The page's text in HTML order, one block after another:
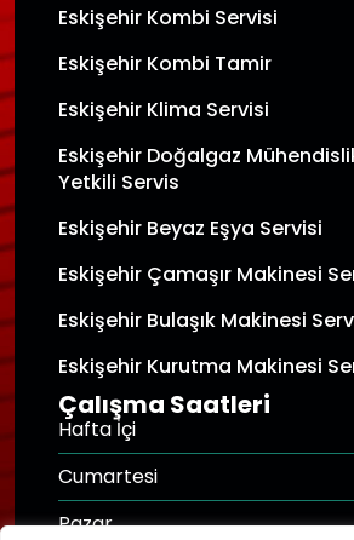
Eskişehir Kombi Servisi
Eskişehir Kombi Tamir
Eskişehir Klima Servisi
Eskişehir Doğalgaz
Yetkili Servis
Eskişehir Beyaz Eşya Servisi
Eskişehir Çamaşır Makinesi
Eskişehir Bulaşık Makinesi
Eskişehir Kurutma Makinesi
Çalışma Saatleri
Hafta İçi
Cumartesi
Pazar